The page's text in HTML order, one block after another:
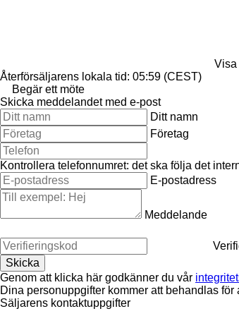
Visa
Återförsäljarens lokala tid: 05:59 (CEST)
Begär ett möte
Skicka meddelandet med e-post
Ditt namn
Företag
Kontrollera telefonnumret: det ska följa det
E-postadress
Meddelande
Genom att klicka här godkänner du vår
Dina personuppgifter kommer att behandlas
Säljarens kontaktuppgifter